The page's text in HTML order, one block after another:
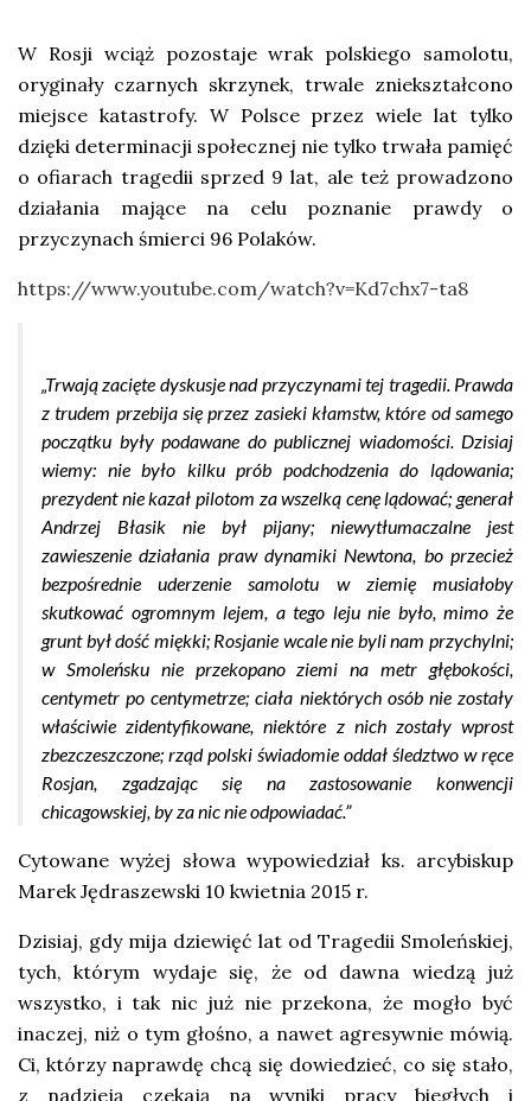
W Rosji wciąż pozostaje wrak polskiego samolotu,
oryginały czarnych skrzynek, trwale zniekształcono
miejsce katastrofy. W Polsce przez wiele lat tylko
dzięki determinacji społecznej nie tylko trwała pamięć
o ofiarach tragedii sprzed 9 lat, ale też prowadzono
działania mające na celu poznanie prawdy o
przyczynach śmierci 96 Polaków.
https://www.youtube.com/watch?v=Kd7chx7-ta8
„Trwają zacięte dyskusje nad przyczynami tej tragedii. Prawda
z trudem przebija się przez zasieki kłamstw, które od samego
początku były podawane do publicznej wiadomości. Dzisiaj
wiemy: nie było kilku prób podchodzenia do lądowania;
prezydent nie kazał pilotom za wszelką cenę lądować; generał
Andrzej Błasik nie był pijany; niewytłumaczalne jest
zawieszenie działania praw dynamiki Newtona, bo przecież
bezpośrednie uderzenie samolotu w ziemię musiałoby
skutkować ogromnym lejem, a tego leju nie było, mimo że
grunt był dość miękki; Rosjanie wcale nie byli nam przychylni;
w Smoleńsku nie przekopano ziemi na metr głębokości,
centymetr po centymetrze; ciała niektórych osób nie zostały
właściwie zidentyfikowane, niektóre z nich zostały wprost
zbezczeszczone; rząd polski świadomie oddał śledztwo w ręce
Rosjan, zgadzając się na zastosowanie konwencji
chicagowskiej, by za nic nie odpowiadać.”
Cytowane wyżej słowa wypowiedział ks. arcybiskup
Marek Jędraszewski 10 kwietnia 2015 r.
Dzisiaj, gdy mija dziewięć lat od Tragedii Smoleńskiej,
tych, którym wydaje się, że od dawna wiedzą już
wszystko, i tak nic już nie przekona, że mogło być
inaczej, niż o tym głośno, a nawet agresywnie mówią.
Ci, którzy naprawdę chcą się dowiedzieć, co się stało,
z nadzieją czekają na wyniki pracy biegłych i